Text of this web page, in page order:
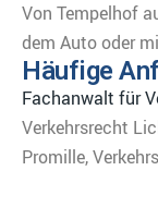
Von Tempelhof
dem Auto oder
Häufige
Fachanwalt für
Verkehrsrecht
Promille,